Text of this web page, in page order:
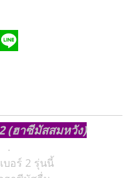
(ฮาซีมัสสมหวัง)
.
บอร์ 2 รุ่นนี้